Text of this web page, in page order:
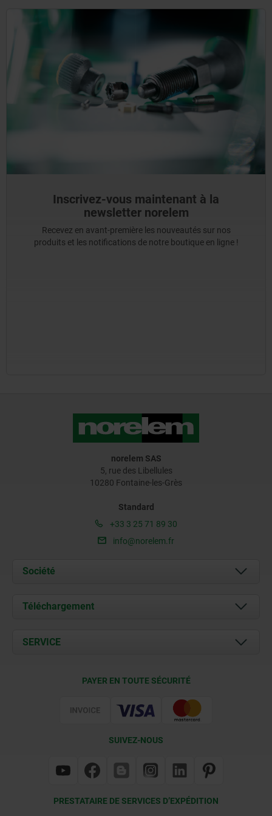
Inscrivez-vous maintenant à la
newsletter norelem
Recevez en avant-première les nouveautés sur nos
produits et les notifications de notre boutique en ligne !
norelem SAS
5, rue des Libellules
10280 Fontaine-les-Grès
Standard
+33 3 25 71 89 30
info@norelem.fr
Société
À propos de nous
Contact
Téléchargement
Documents
SERVICE
PAYER EN TOUTE SÉCURITÉ
SUIVEZ-NOUS
PRESTATAIRE DE SERVICES D’EXPÉDITION